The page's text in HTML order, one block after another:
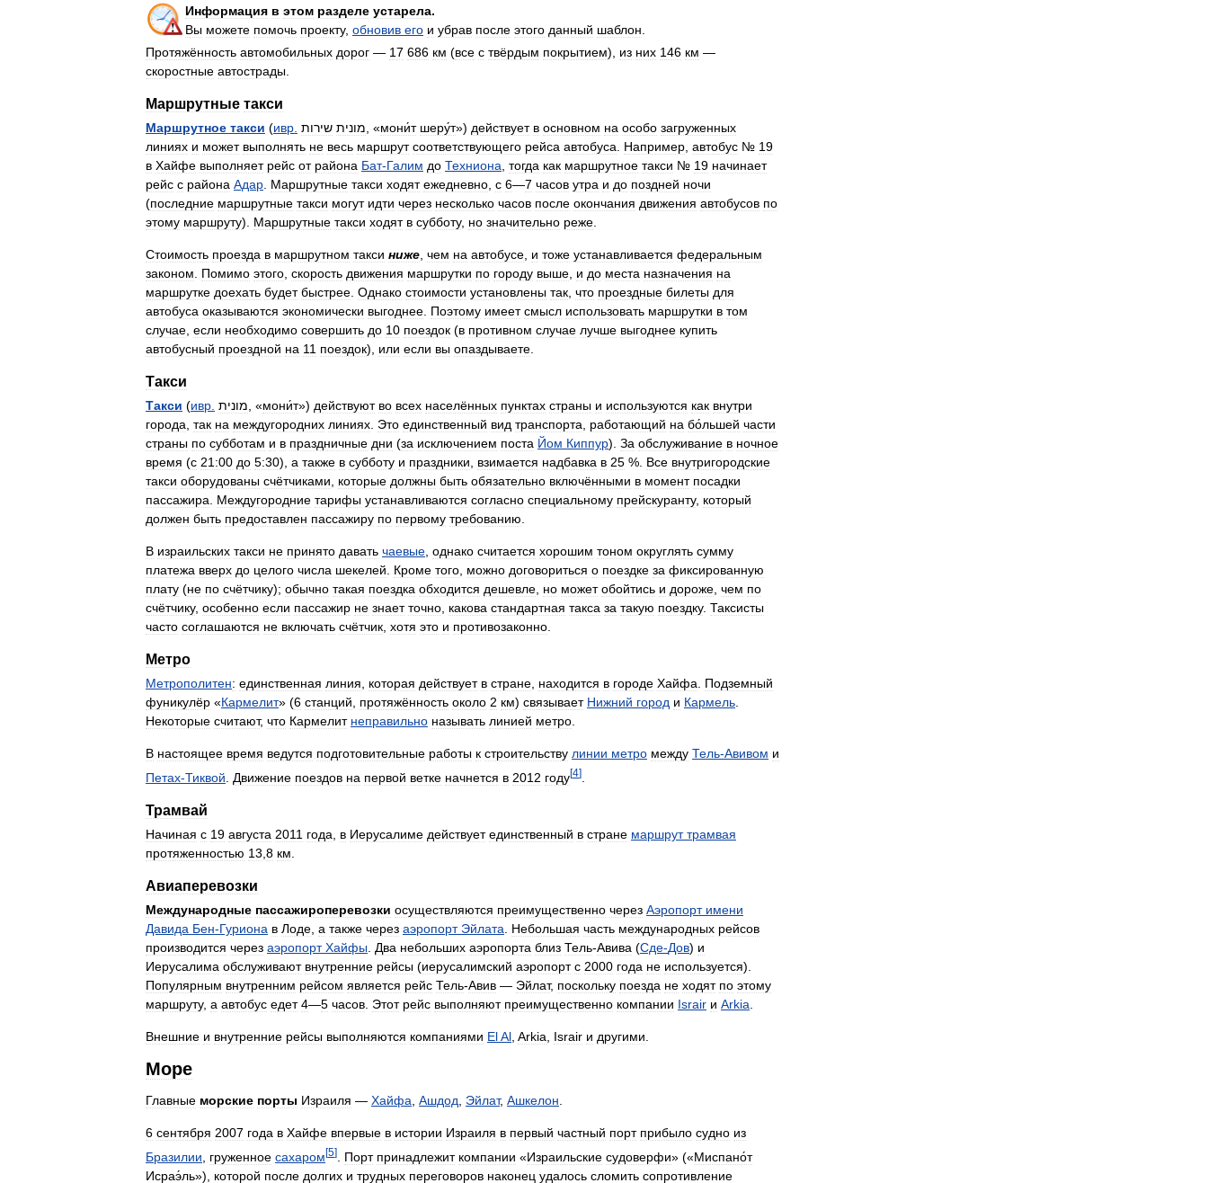
Информация в этом разделе устарела.
Вы можете помочь проекту, обновив его и убрав после этого данный шаблон.
Протяжённость автомобильных дорог — 17 686 км (все с твёрдым покрытием), из них 146 км —
скоростные автострады.
Маршрутные такси
Маршрутное такси (ивр. מונית שירות , «мони́т шеру́т») действует в основном на особо загруженных
линиях и может выполнять не весь маршрут соответствующего рейса автобуса. Например, автобус № 19
в Хайфе выполняет рейс от района Бат-Галим до Техниона, тогда как маршрутное такси № 19 начинает
рейс с района Адар. Маршрутные такси ходят ежедневно, с 6—7 часов утра и до поздней ночи
(последние маршрутные такси могут идти через несколько часов после окончания движения автобусов по
этому маршруту). Маршрутные такси ходят в субботу, но значительно реже.
Стоимость проезда в маршрутном такси ниже, чем на автобусе, и тоже устанавливается федеральным
законом. Помимо этого, скорость движения маршрутки по городу выше, и до места назначения на
маршрутке доехать будет быстрее. Однако стоимости установлены так, что проездные билеты для
автобуса оказываются экономически выгоднее. Поэтому имеет смысл использовать маршрутки в том
случае, если необходимо совершить до 10 поездок (в противном случае лучше выгоднее купить
автобусный проездной на 11 поездок), или если вы опаздываете.
Такси
Такси (ивр. מונית, «мони́т») действуют во всех населённых пунктах страны и используются как внутри
города, так на междугородних линиях. Это единственный вид транспорта, работающий на бо́льшей части
страны по субботам и в праздничные дни (за исключением поста Йом Киппур). За обслуживание в ночное
время (с 21:00 до 5:30), а также в субботу и праздники, взимается надбавка в 25 %. Все внутригородские
такси оборудованы счётчиками, которые должны быть обязательно включёнными в момент посадки
пассажира. Междугородние тарифы устанавливаются согласно специальному прейскуранту, который
должен быть предоставлен пассажиру по первому требованию.
В израильских такси не принято давать чаевые, однако считается хорошим тоном округлять сумму
платежа вверх до целого числа шекелей. Кроме того, можно договориться о поездке за фиксированную
плату (не по счётчику); обычно такая поездка обходится дешевле, но может обойтись и дороже, чем по
счётчику, особенно если пассажир не знает точно, какова стандартная такса за такую поездку. Таксисты
часто соглашаются не включать счётчик, хотя это и противозаконно.
Метро
Метрополитен: единственная линия, которая действует в стране, находится в городе Хайфа. Подземный
фуникулёр «Кармелит» (6 станций, протяжённость около 2 км) связывает Нижний город и Кармель.
Некоторые считают, что Кармелит неправильно называть линией метро.
В настоящее время ведутся подготовительные работы к строительству линии метро между Тель-Авивом и
Петах-Тиквой Движение поездов на первой ветке начнется в 2012 году[4]
Трамвай
Начиная с 19 августа 2011 года в Иерусалиме действует единственный в стране маршрут трамвая
протяженностью 13 8 км
Авиаперевозки
Международные пассажироперевозки осуществляются преимущественно через Аэропорт имени
Давида Бен-Гуриона в Лоде а также через аэропорт Эйлата Небольшая часть международных рейсов
производится через аэропорт Хайфы Два небольших аэропорта близ Тель-Авива (Сде-Дов) и
Иерусалима обслуживают внутренние рейсы (иерусалимский аэропорт с 2000 года не используется).
Популярным внутренним рейсом является рейс Тель-Авив — Эйлат, поскольку поезда не ходят по этому
маршруту, а автобус едет 4—5 часов Этот рейс выполняют преимущественно компании Israir и Arkia
Внешние и внутренние рейсы выполняются компаниями ElAl Arkia Israir и другими
Море
Главные морские порты Израиля — Хайфа Ашдод Эйлат, Ашкелон
6 сентября 2007 года в Хайфе впервые в истории Израиля в первый частный порт прибыло судно из
Бразилии
груженное сахаром[5] Порт принадлежит компании «Израильские судоверфи» («Миспано́т
Исраэ́ль»), которой после долгих и трудных переговоров наконец удалось сломить сопротивление